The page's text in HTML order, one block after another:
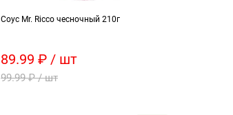
Соус Mr. Ricco чесночный 210г
89.99 ₽ / шт
99.99 ₽ / шт